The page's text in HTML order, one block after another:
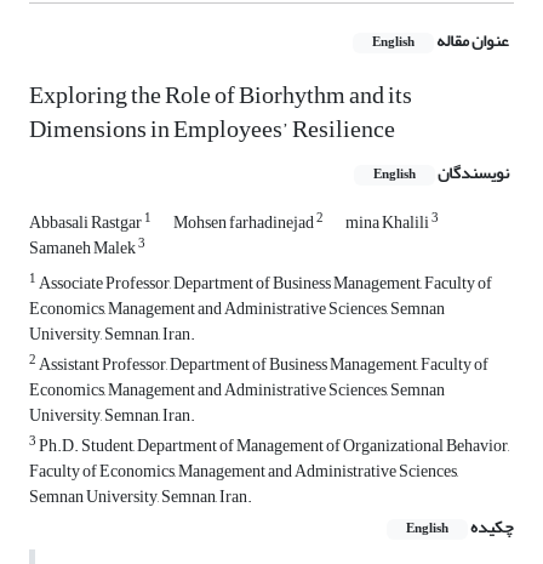
عنوان مقاله English
Exploring the Role of Biorhythm and its
Dimensions in Employees’ Resilience
نویسندگان English
Abbasali Rastgar1 Mohsen farhadinejad2 mina Khalili3
Samaneh Malek3
1Associate Professor, Department of Business Management, Faculty of
Economics, Management and Administrative Sciences, Semnan
University, Semnan, Iran.
2Assistant Professor, Department of Business Management, Faculty of
Economics, Management and Administrative Sciences, Semnan
University, Semnan, Iran.
3Ph.D. Student, Department of Management of Organizational Behavior,
Faculty of Economics, Management and Administrative Sciences,
Semnan University, Semnan, Iran.
چکیده
English